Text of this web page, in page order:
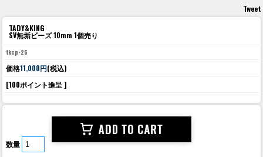
Tweet
TADY&KING
SV無垢ビーズ 10mm 1個売り
tkcp-26
価格11,000円(税込)
[100ポイント進呈 ]
数量